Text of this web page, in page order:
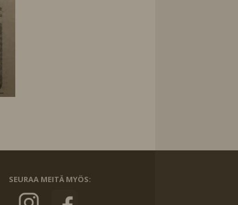
SEURAA MEITÄ MYÖS: